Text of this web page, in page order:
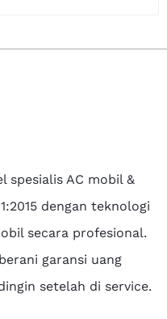
spesialis AC mobil &
dengan teknologi
secara profesional.
garansi uang
setelah di service.